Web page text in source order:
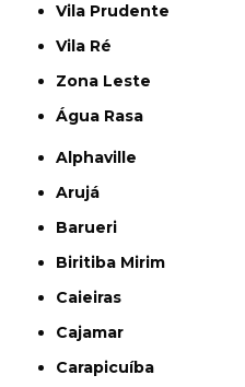
Vila Prudente
Vila Ré
Zona Leste
Água Rasa
Alphaville
Arujá
Barueri
Biritiba Mirim
Caieiras
Cajamar
Carapicuíba